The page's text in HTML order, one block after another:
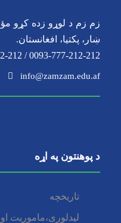
زم زم د لوړو زده کړو
ښار، پکتیا، افغانستان.
0093-777-212-212 / 0093-798-212-212
info@zamzam.edu.af
د پوهنتون په اړه
تاریخچه
لیدلوری،ماموریت